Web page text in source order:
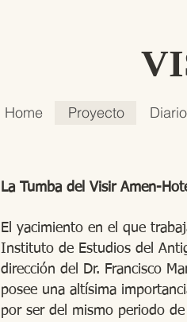
Home Proyecto
La Tumba del Visir Amen-
El yacimiento en el que
Instituto de Estudios del
dirección del Dr. Francisco
posee una altísima
por ser del mismo periodo